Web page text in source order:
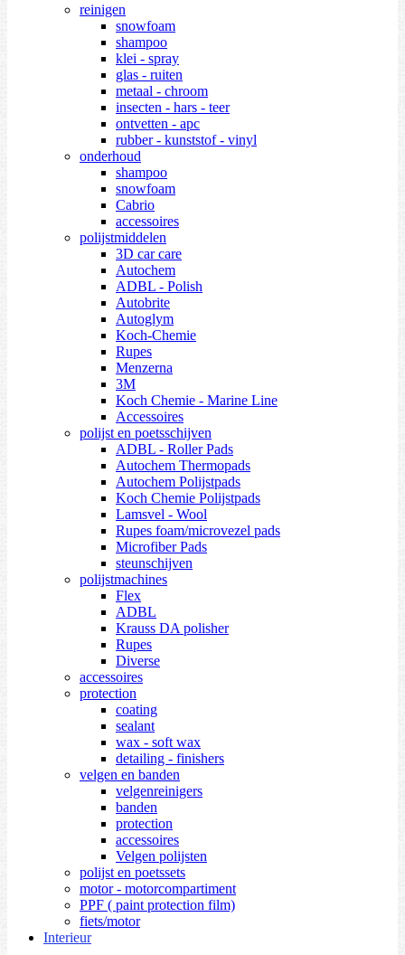
reinigen
snowfoam
shampoo
klei - spray
glas - ruiten
metaal - chroom
insecten - hars - teer
ontvetten - apc
rubber - kunststof - vinyl
onderhoud
shampoo
snowfoam
Cabrio
accessoires
polijstmiddelen
3D car care
Autochem
ADBL - Polish
Autobrite
Autoglym
Koch-Chemie
Rupes
Menzerna
3M
Koch Chemie - Marine Line
Accessoires
polijst en poetsschijven
ADBL - Roller Pads
Autochem Thermopads
Autochem Polijstpads
Koch Chemie Polijstpads
Lamsvel - Wool
Rupes foam/microvezel pads
Microfiber Pads
steunschijven
polijstmachines
Flex
ADBL
Krauss DA polisher
Rupes
Diverse
accessoires
protection
coating
sealant
wax - soft wax
detailing - finishers
velgen en banden
velgenreinigers
banden
protection
accessoires
Velgen polijsten
polijst en poetssets
motor - motorcompartiment
PPF ( paint protection film)
fiets/motor
Interieur